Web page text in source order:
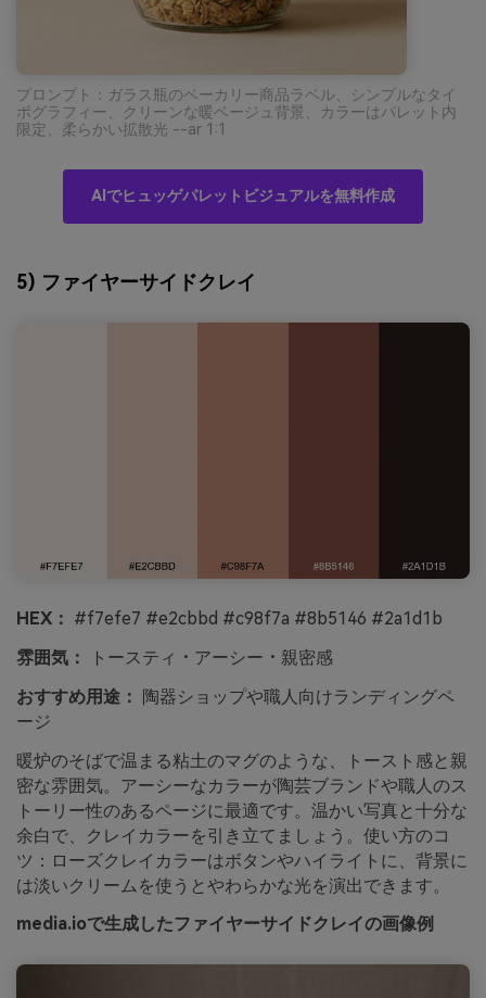
プロンプト：ガラス瓶のベーカリー商品ラベル、シンプルなタイ
ポグラフィー、クリーンな暖ベージュ背景、カラーはパレット内
限定、柔らかい拡散光 --ar 1:1
AIでヒュッゲパレットビジュアルを無料作成
5) ファイヤーサイドクレイ
HEX： #f7efe7 #e2cbbd #c98f7a #8b5146 #2a1d1b
雰囲気：
トースティ・アーシー・親密感
おすすめ用途： 陶器ショップや職人向けランディングペ
ージ
暖炉のそばで温まる粘土のマグのような、トースト感と親
密な雰囲気。アーシーなカラーが陶芸ブランドや職人のス
トーリー性のあるページに最適です。温かい写真と十分な
余白で、クレイカラーを引き立てましょう。使い方のコ
ツ：ローズクレイカラーはボタンやハイライトに、背景に
は淡いクリームを使うとやわらかな光を演出できます。
media.ioで生成したファイヤーサイドクレイの画像例